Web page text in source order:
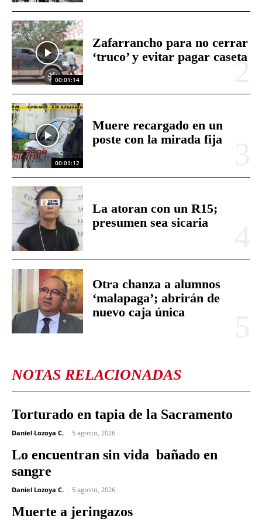
00:01:14
Zafarrancho para no cerrar
‘truco’ y evitar pagar caseta
00:01:12
Muere recargado en un
poste con la mirada fija
La atoran con un R15;
presumen sea sicaria
Otra chanza a alumnos
‘malapaga’; abrirán de
nuevo caja única
NOTAS RELACIONADAS
Torturado en tapia de la Sacramento
Daniel Lozoya C. - 5 agosto, 2026
Lo encuentran sin vida bañado en
sangre
Daniel Lozoya C. - 5 agosto, 2026
Muerte a jeringazos